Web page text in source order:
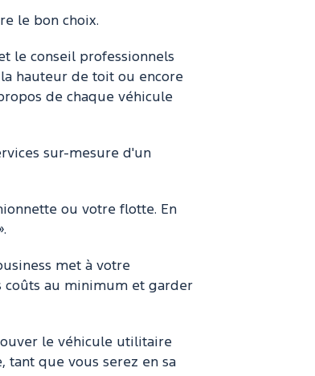
le bon choix.
le conseil professionnels
hauteur de toit ou encore
de chaque véhicule
sur-mesure d'un
ou votre flotte. En
met à votre
coûts au minimum et garder
le véhicule utilitaire
tant que vous serez en sa